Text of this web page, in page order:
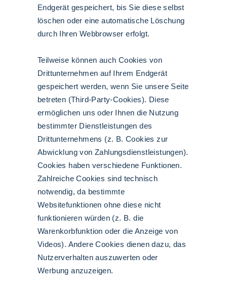
Endgerät gespeichert, bis Sie diese selbst
löschen oder eine automatische Löschung
durch Ihren Webbrowser erfolgt.
Teilweise können auch Cookies von
Drittunternehmen auf Ihrem Endgerät
gespeichert werden, wenn Sie unsere Seite
betreten (Third-Party-Cookies). Diese
ermöglichen uns oder Ihnen die Nutzung
bestimmter Dienstleistungen des
Drittunternehmens (z. B. Cookies zur
Abwicklung von Zahlungsdienstleistungen).
Cookies haben verschiedene Funktionen.
Zahlreiche Cookies sind technisch
notwendig, da bestimmte
Websitefunktionen ohne diese nicht
funktionieren würden (z. B. die
Warenkorbfunktion oder die Anzeige von
Videos). Andere Cookies dienen dazu, das
Nutzerverhalten auszuwerten oder
Werbung anzuzeigen.